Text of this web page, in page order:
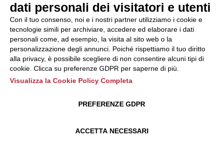
dati personali dei visitatori e utenti
Con il tuo consenso, noi e i nostri partner utilizziamo i cookie e
tecnologie simili per archiviare, accedere ed elaborare i dati
personali come, ad esempio, la visita al sito web o la
personalizzazione degli annunci. Poiché rispettiamo il tuo diritto
alla privacy, è possibile scegliere di non consentire alcuni tipi di
cookie. Clicca su preferenze GDPR per saperne di più.
Visualizza la Cookie Policy Completa
ACCETTA NECESSARI
PREFERENZE GDPR